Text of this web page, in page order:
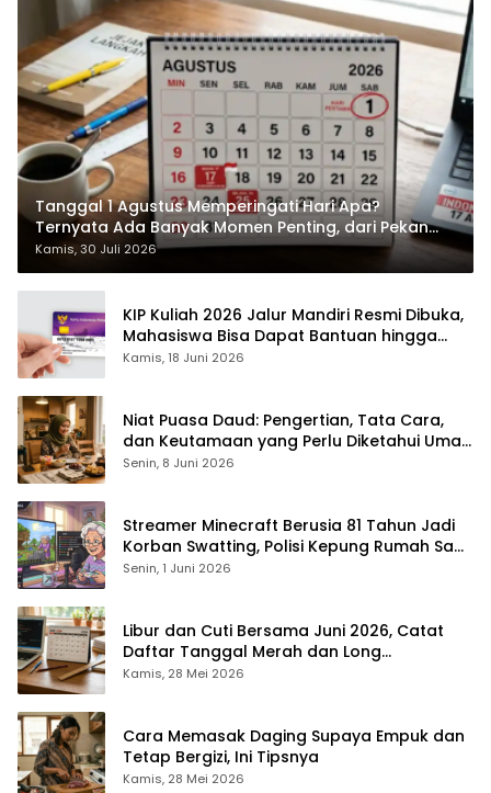
Tanggal 1 Agustus Memperingati Hari Apa?
Ternyata Ada Banyak Momen Penting, dari Pekan
ASI Sedunia hingga Hari World Wide Web
Kamis, 30 Juli 2026
KIP Kuliah 2026 Jalur Mandiri Resmi Dibuka,
Mahasiswa Bisa Dapat Bantuan hingga
Rp1,4 Juta per Bulan
Kamis, 18 Juni 2026
Niat Puasa Daud: Pengertian, Tata Cara,
dan Keutamaan yang Perlu Diketahui Umat
Muslim
Senin, 8 Juni 2026
Streamer Minecraft Berusia 81 Tahun Jadi
Korban Swatting, Polisi Kepung Rumah Saat
Siaran Langsung
Senin, 1 Juni 2026
Libur dan Cuti Bersama Juni 2026, Catat
Daftar Tanggal Merah dan Long
Weekendnya
Kamis, 28 Mei 2026
Cara Memasak Daging Supaya Empuk dan
Tetap Bergizi, Ini Tipsnya
Kamis, 28 Mei 2026